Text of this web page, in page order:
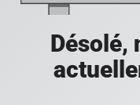
Désolé,